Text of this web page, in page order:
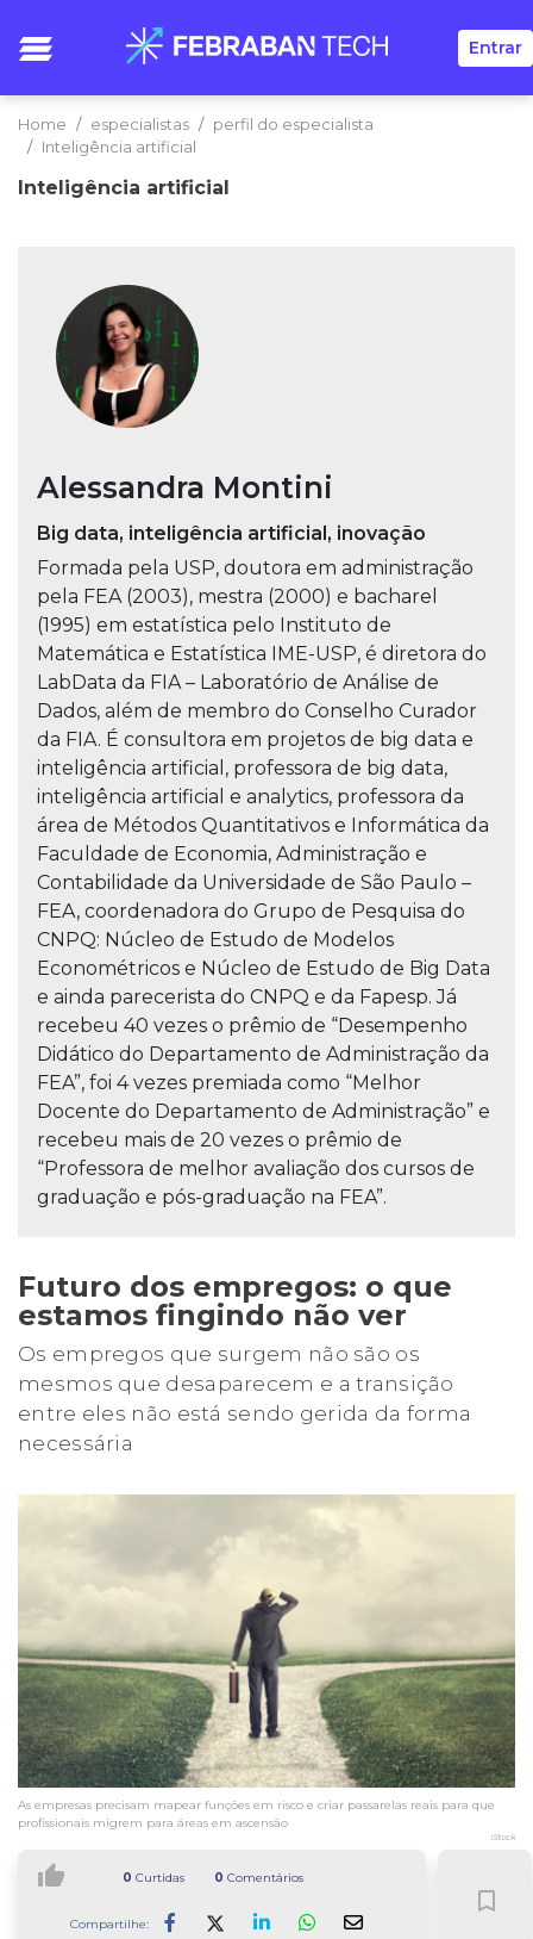
Entrar
Home especialistas
perfil do especialista
Inteligência artificial
Inteligência artificial
Alessandra Montini
Big data, inteligência artificial, inovação
Formada pela USP, doutora em administração
pela FEA (2003), mestra (2000) e bacharel
(1995) em estatística pelo Instituto de
Matemática e Estatística IME-USP, é diretora do
LabData da FIA – Laboratório de Análise de
Dados, além de membro do Conselho Curador
da FIA. É consultora em projetos de big data e
inteligência artificial, professora de big data,
inteligência artificial e analytics, professora da
área de Métodos Quantitativos e Informática da
Faculdade de Economia, Administração e
Contabilidade da Universidade de São Paulo –
FEA, coordenadora do Grupo de Pesquisa do
CNPQ: Núcleo de Estudo de Modelos
Econométricos e Núcleo de Estudo de Big Data
e ainda parecerista do CNPQ e da Fapesp. Já
recebeu 40 vezes o prêmio de “Desempenho
Didático do Departamento de Administração da
FEA”, foi 4 vezes premiada como “Melhor
Docente do Departamento de Administração” e
recebeu mais de 20 vezes o prêmio de
“Professora de melhor avaliação dos cursos de
graduação e pós-graduação na FEA”.
Futuro dos empregos: o que
estamos fingindo não ver
Os empregos que surgem não são os
mesmos que desaparecem e a transição
entre eles não está sendo gerida da forma
necessária
As empresas precisam mapear funções em risco e criar passarelas reais para que
profissionais migrem para áreas em ascensão
iStock
thumb_up 0 Curtidas 0 Comentários
Compartilhe:
bookmark_border